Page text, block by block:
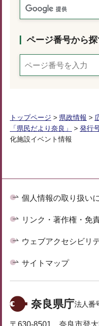
ページ番号から
トップページ > 県政情報 >
「県民だより奈良」
> 発行
化施設イベント情報
個人情報の取り扱い
リンク・著作権・免
ウェブアクセシビリ
サイトマップ
奈良県庁法人番
〒630-8501 奈良市登